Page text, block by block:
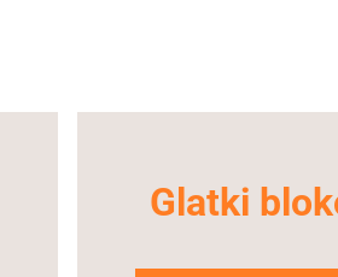
Glatki